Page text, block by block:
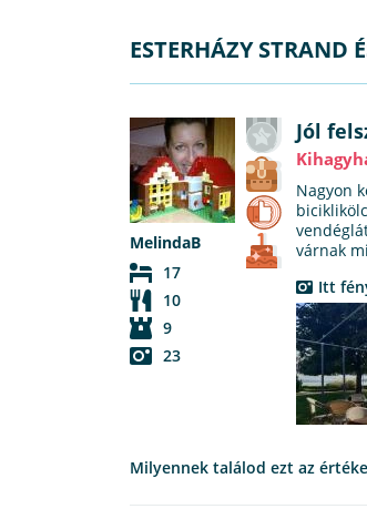
ESTERHÁZY STRAND
MelindaB
17
10
9
23
Jól
Nagyon
várnak
Itt
Milyennek találod ezt az